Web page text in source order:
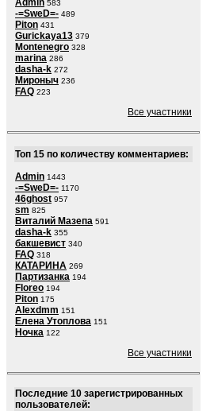
Admin 583
-=SweD=- 489
Piton 431
Gurickaya13 379
Montenegro 328
marina 286
dasha-k 272
Мироныч 236
FAQ 223
Все участники
Топ 15 по количеству комментариев:
Admin 1443
-=SweD=- 1170
46ghost 957
sm 825
Виталий Мазепа 591
dasha-k 355
бакшевист 340
FAQ 318
КАТАРИНА 269
Партизанка 194
Floreo 194
Piton 175
Alexdmm 151
Елена Утоплова 151
Ночка 122
Все участники
Последние 10 зарегистрированных
пользователей: